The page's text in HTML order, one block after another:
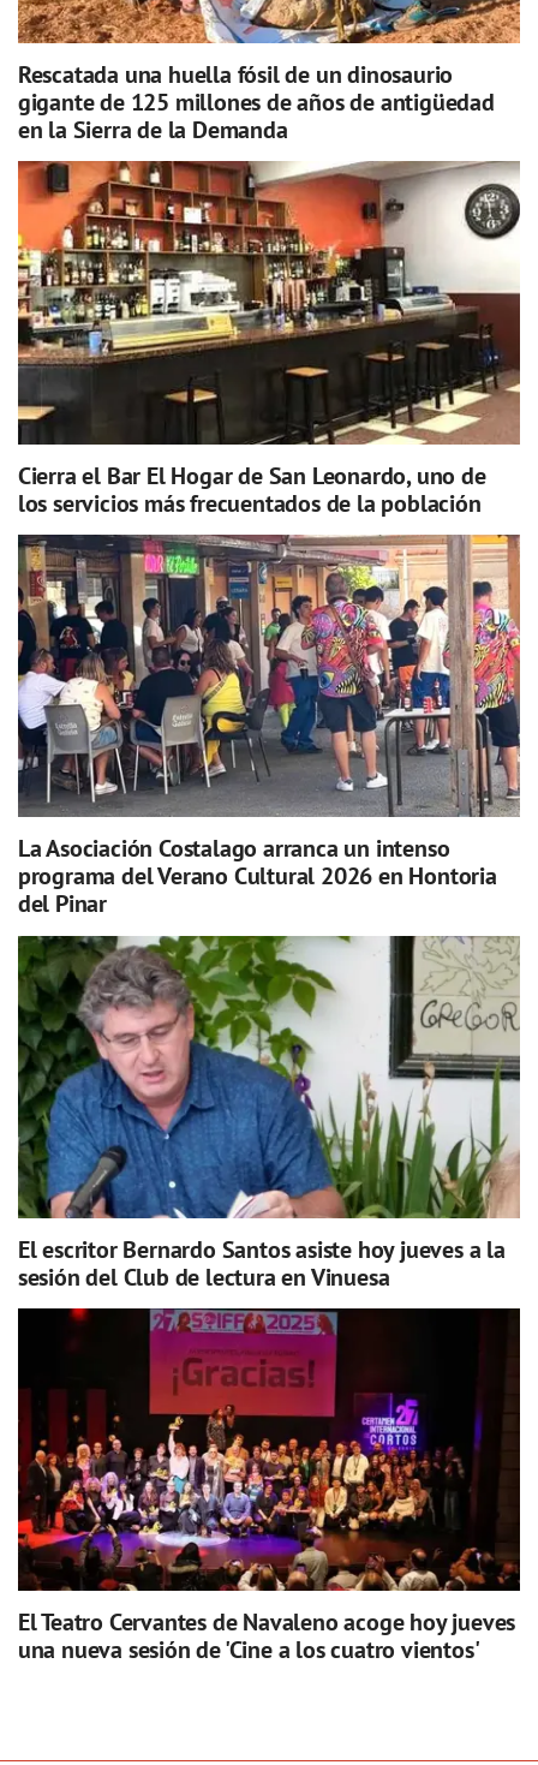
Rescatada una huella fósil de un dinosaurio
gigante de 125 millones de años de antigüedad
en la Sierra de la Demanda
Cierra el Bar El Hogar de San Leonardo, uno de
los servicios más frecuentados de la población
La Asociación Costalago arranca un intenso
programa del Verano Cultural 2026 en Hontoria
del Pinar
El escritor Bernardo Santos asiste hoy jueves a la
sesión del Club de lectura en Vinuesa
El Teatro Cervantes de Navaleno acoge hoy jueves
una nueva sesión de 'Cine a los cuatro vientos'